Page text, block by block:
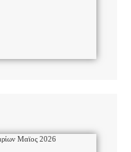
Μαϊος 2026